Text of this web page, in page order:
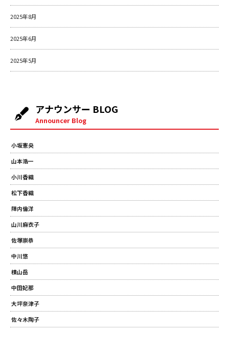
2025年8月
2025年6月
2025年5月
アナウンサー BLOG
Announcer Blog
小坂憲央
山本浩一
小川香織
松下香織
陣内倫洋
山川麻衣子
佐塚崇恭
中川悠
横山岳
中田妃那
大坪奈津子
佐々木陶子